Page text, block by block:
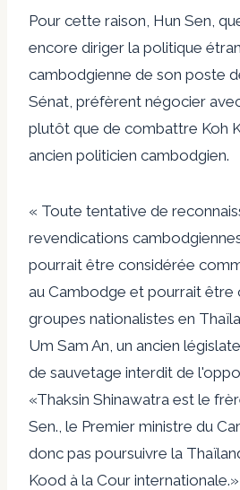
Pour cette raison, Hun Sen,
encore diriger la politique
cambodgienne de son poste
Sénat, préfèrent négocier
plutôt que de combattre Koh
ancien politicien cambodgien.
« Toute tentative de
revendications
pourrait être considérée
au Cambodge et pourrait être
groupes nationalistes en
Um Sam An, un ancien
de sauvetage interdit de
«Thaksin Shinawatra est le
Sen., le Premier ministre du
donc pas poursuivre la
Kood à la Cour internationale.»